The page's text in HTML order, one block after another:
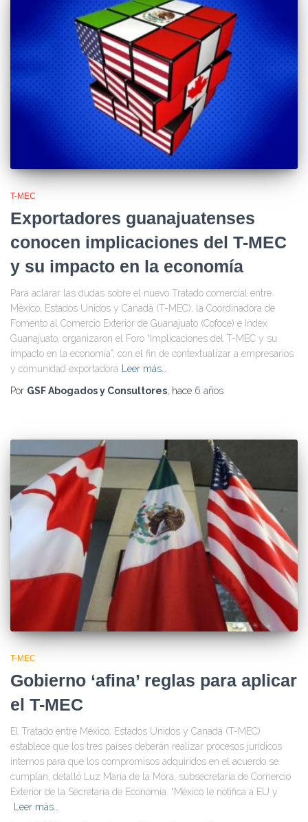
T-MEC
Exportadores guanajuatenses
conocen implicaciones del T-MEC
y su impacto en la economía
Para aclarar las dudas sobre el nuevo Tratado comercial entre
México, Estados Unidos y Canadá (T-MEC), la ​Coordinadora de
Fomento al Comercio Exterior de Guanajuato (Cofoce) e Index
Guanajuato, organizaron el Foro “Implicaciones del T-MEC y su
impacto en la economía”, con el fin de contextualizar a empresarios
y comunidad exportadora
Leer más…
Por GSF Abogados y Consultores, hace 6 años
T-MEC
Gobierno ‘afina’ reglas para aplicar
el T-MEC
El Tratado entre México, Estados Unidos y Canadá (T-MEC)
establece que los tres países deberán realizar procesos jurídicos
internos para que los compromisos adquiridos en el acuerdo se
cumplan, detalló Luz María de la Mora, subsecretaria de Comercio
Exterior de la Secretaría de Economía. “México le notifica a EU y
Leer más…